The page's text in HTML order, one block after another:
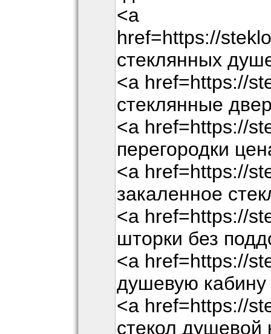
<a
href=https://
стеклянных
<a href=https://
стеклянные
<a href=https://
перегородки
<a href=https://
закаленное
<a href=https://
шторки без
<a href=https://
душевую кабину
<a href=https://
стекол душевой